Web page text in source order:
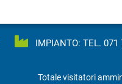
IMPIANTO: TEL. 071
Totale visitatori